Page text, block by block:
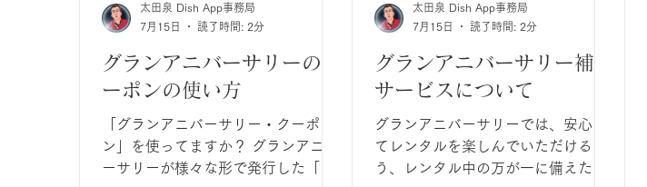
グランアニバーサリーのク
ーポンの使い方
「グランアニバーサリー・クーポ
ン」を使ってますか？ グランアニバ
ーサリーが様々な形で発行した「ク
太田泉 Dish App事務局
7月15日
読了時間: 2分
グランアニバーサリー補償
サービスについて
グランアニバーサリーでは、安心し
てレンタルを楽しんでいただけるよ
う、レンタル中の万が一に備えた任
太田泉 Dish App事務局
7月15日
読了時間: 2分